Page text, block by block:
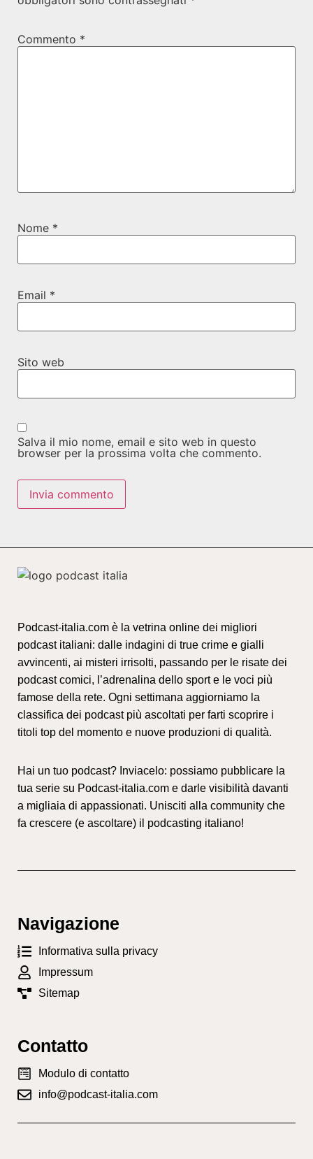
Commento *
Nome *
Email *
Sito web
Salva il mio nome, email e sito web in questo
browser per la prossima volta che commento.
Podcast-italia.com è la vetrina online dei migliori
podcast italiani: dalle indagini di true crime e gialli
avvincenti, ai misteri irrisolti, passando per le risate dei
podcast comici, l’adrenalina dello sport e le voci più
famose della rete. Ogni settimana aggiorniamo la
classifica dei podcast più ascoltati per farti scoprire i
titoli top del momento e nuove produzioni di qualità.
Hai un tuo podcast? Inviacelo: possiamo pubblicare la
tua serie su Podcast-italia.com e darle visibilità davanti
a migliaia di appassionati. Unisciti alla community che
fa crescere (e ascoltare) il podcasting italiano!
Navigazione
Informativa sulla privacy
Impressum
Sitemap
Contatto
Modulo di contatto
info@podcast-italia.com